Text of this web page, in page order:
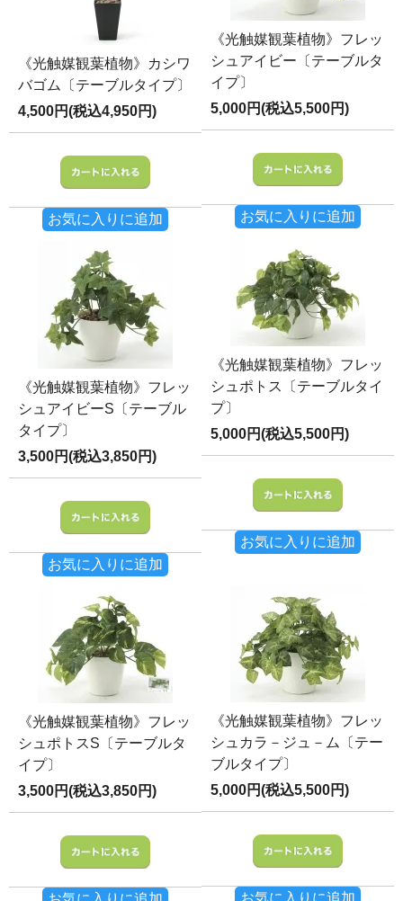
《光触媒観葉植物》カシワ
バゴム〔テーブルタイプ〕
4,500円(税込4,950円)
お気に入りに追加
《光触媒観葉植物》フレッ
シュアイビー〔テーブルタ
イプ〕
5,000円(税込5,500円)
お気に入りに追加
《光触媒観葉植物》フレッ
シュアイビーS〔テーブル
タイプ〕
3,500円(税込3,850円)
お気に入りに追加
《光触媒観葉植物》フレッ
シュポトス〔テーブルタイ
プ〕
5,000円(税込5,500円)
お気に入りに追加
《光触媒観葉植物》フレッ
シュポトスS〔テーブルタ
イプ〕
3,500円(税込3,850円)
《光触媒観葉植物》フレッ
シュカラ－ジュ－ム〔テー
ブルタイプ〕
5,000円(税込5,500円)
お気に入りに追加